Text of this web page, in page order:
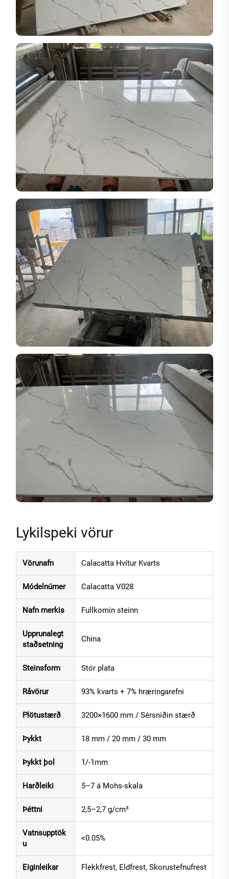
Lykilspeki vörur
Vörunafn Calacatta Hvítur Kvarts
Módelnúmer Calacatta V028
Nafn merkis Fullkomin steinn
Upprunalegt
staðsetning
China
Steinsform Stór plata
Råvörur 93% kvarts + 7% hræringarefni
Plötustærð 3200×1600 mm / Sérsniðin stærð
Þykkt 18 mm / 20 mm / 30 mm
Þykkt þol 1/-1mm
Harðleiki 5–7 á Mohs-skala
Þéttni 2,5–2,7 g/cm³
Vatnsupptök
u
<0.05%
Eiginleikar Flekkfrest, Eldfrest, Skorustefnufrest